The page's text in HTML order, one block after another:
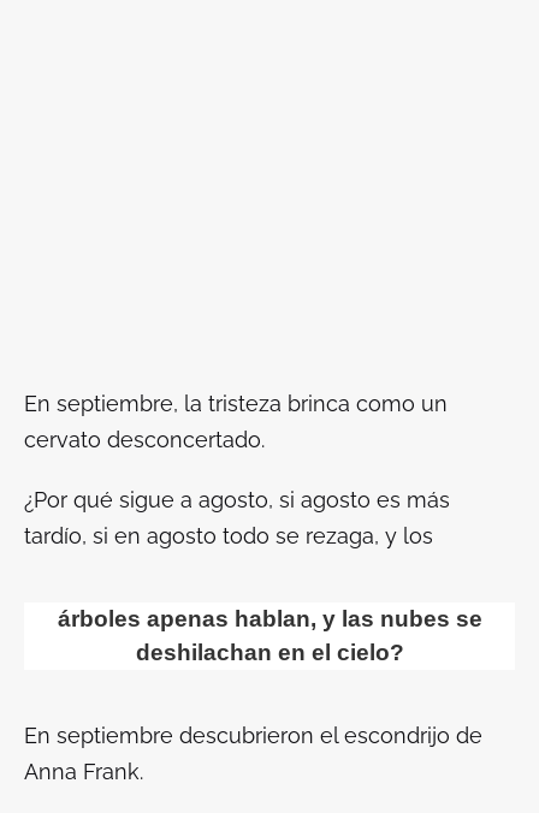
En septiembre, la tristeza brinca como un
cervato desconcertado.
¿Por qué sigue a agosto, si agosto es más
tardío, si en agosto todo se rezaga, y los
árboles apenas hablan, y las nubes se
deshilachan en el cielo?
En septiembre descubrieron el escondrijo de
Anna Frank.